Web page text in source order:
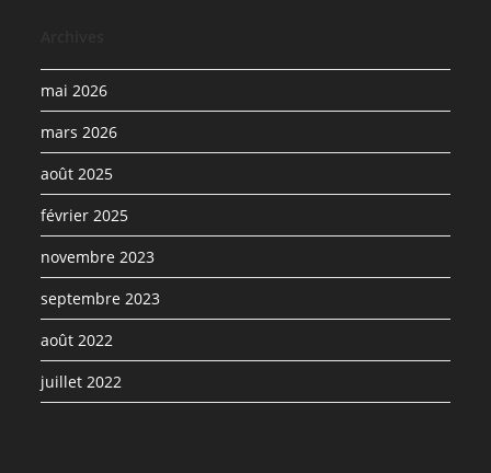
mai 2026
mars 2026
août 2025
février 2025
novembre 2023
septembre 2023
août 2022
juillet 2022